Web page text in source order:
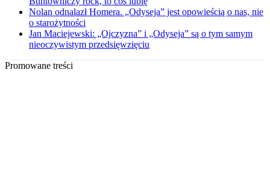
Nolan odnalazł Homera. „Odyseja” jest opowieścią o nas, nie
o starożytności
Jan Maciejewski: „Ojczyzna” i „Odyseja” są o tym samym
nieoczywistym przedsięwzięciu
Promowane treści